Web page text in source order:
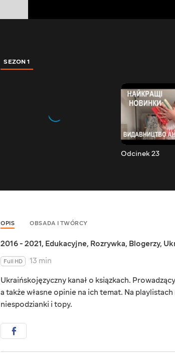
SEZON 1
Odcinek 23
OPIS OBSADA I TWÓRCY
2016 - 2021, Edukacyjne, Rozrywka, Blogerzy,
Full HD
13 min
Ukraińskojęzyczny kanał o ksiązkach.
a także własne opinie na ich temat. Na
niespodzianki i topy.